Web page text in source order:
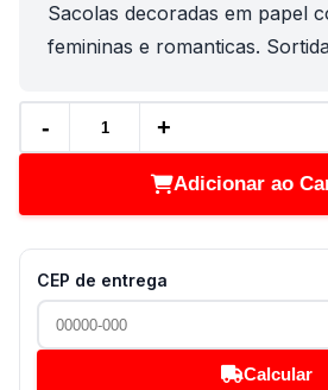
Sacolas decoradas em papel
femininas e romanticas.
- +
Adicionar ao
CEP de entrega
Calcular